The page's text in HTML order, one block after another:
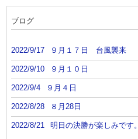
ブログ
2022/9/17 ９月１７日 台風襲来
2022/9/10 ９月１０日
2022/9/4 ９月４日
2022/8/28 ８月28日
2022/8/21 明日の決勝が楽しみです。